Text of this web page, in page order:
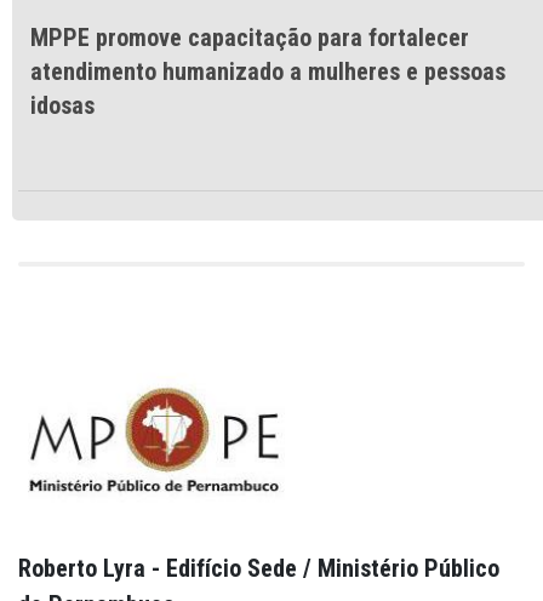
MPPE promove capacitação para fortalecer
atendimento humanizado a mulheres e pessoas
idosas
Roberto Lyra - Edifício Sede / Ministério Público